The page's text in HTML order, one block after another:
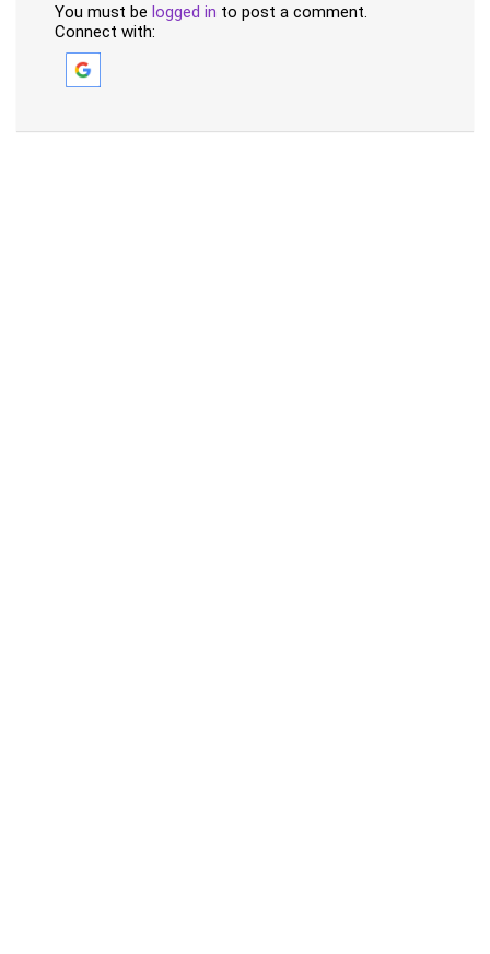
You must be logged in to post a comment.
Connect with: